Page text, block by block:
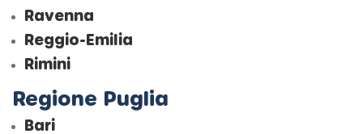
Ravenna
Reggio-Emilia
Rimini
Regione Puglia
Bari